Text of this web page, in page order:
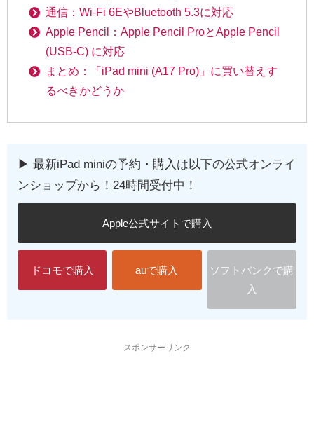
通信：Wi-Fi 6EやBluetooth 5.3に対応
Apple Pencil：Apple Pencil ProとApple Pencil
(USB-C) に対応
まとめ：「iPad mini (A17 Pro)」に買い替えす
るべきかどうか
▶︎ 最新iPad miniの予約・購入は以下の公式オンライ
ンショップから！24時間受付中！
Apple公式サイトで購入
ドコモで購入 auで購入
ソフトバンクで購
入
スポンサーリンク